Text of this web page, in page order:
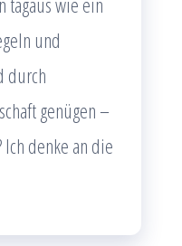
und
durch
genügen –
denke an die